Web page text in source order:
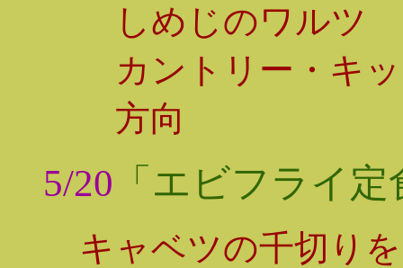
しめじのワルツ
カントリー・キ
方向
5/20 「エビフライ
キャベツの千切りを